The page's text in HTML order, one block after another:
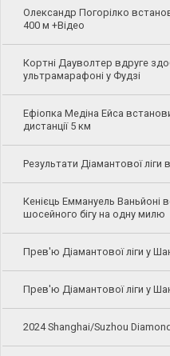
Олександр Погорілко
400 м +Відео
Кортні Дауволтер вдруге
ультрамарафоні у Фудзі
Ефіопка Медіна Ейса
дистанції 5 км
Результати Діамантової ліги
Кенієць Еммануель Ваньйоні
шосейного бігу на одну милю
Прев'ю Діамантової ліги у
Прев'ю Діамантової ліги у
2024 Shanghai/Suzhou